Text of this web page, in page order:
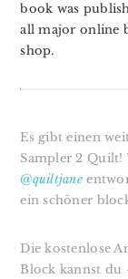
book was
all major online
shop.
Es gibt einen
Sampler 2
@quiltjane
ein schöner
Die kostenlose
Block kannst du